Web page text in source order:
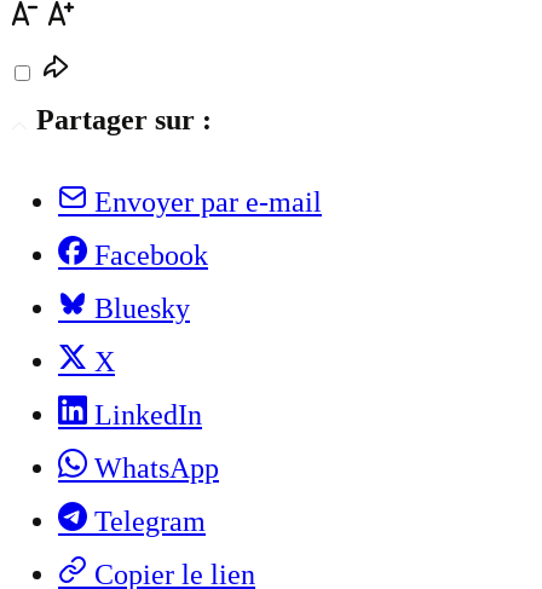
Partager sur :
Envoyer par e-mail
Facebook
Bluesky
X
LinkedIn
WhatsApp
Telegram
Copier le lien